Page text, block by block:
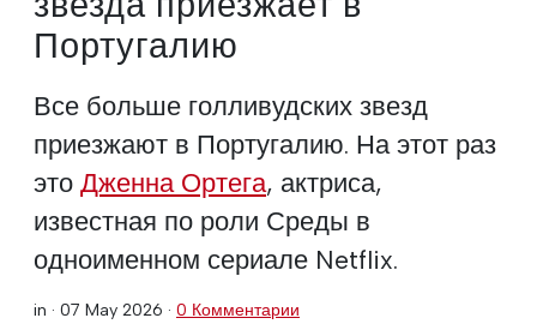
Португалию
Все больше голливудских звезд
приезжают в Португалию. На этот раз
это Дженна Ортега, актриса,
известная по роли Среды в
одноименном сериале Netflix.
in · 07 May 2026 · 0 Комментарии